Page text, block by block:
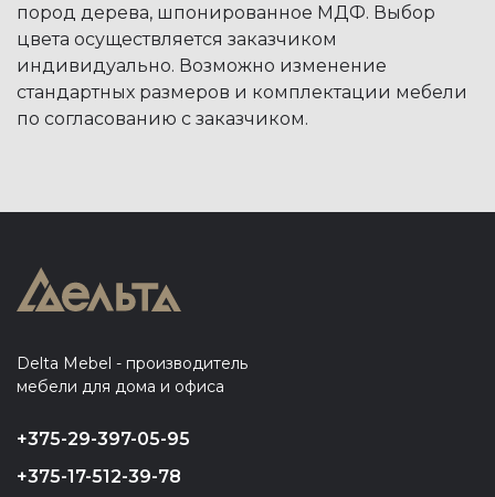
пород дерева, шпонированное МДФ. Выбор
цвета осуществляется заказчиком
индивидуально. Возможно изменение
стандартных размеров и комплектации мебели
по согласованию с заказчиком.
Delta Mebel - производитель
мебели для дома и офиса
+375-29-397-05-95
+375-17-512-39-78